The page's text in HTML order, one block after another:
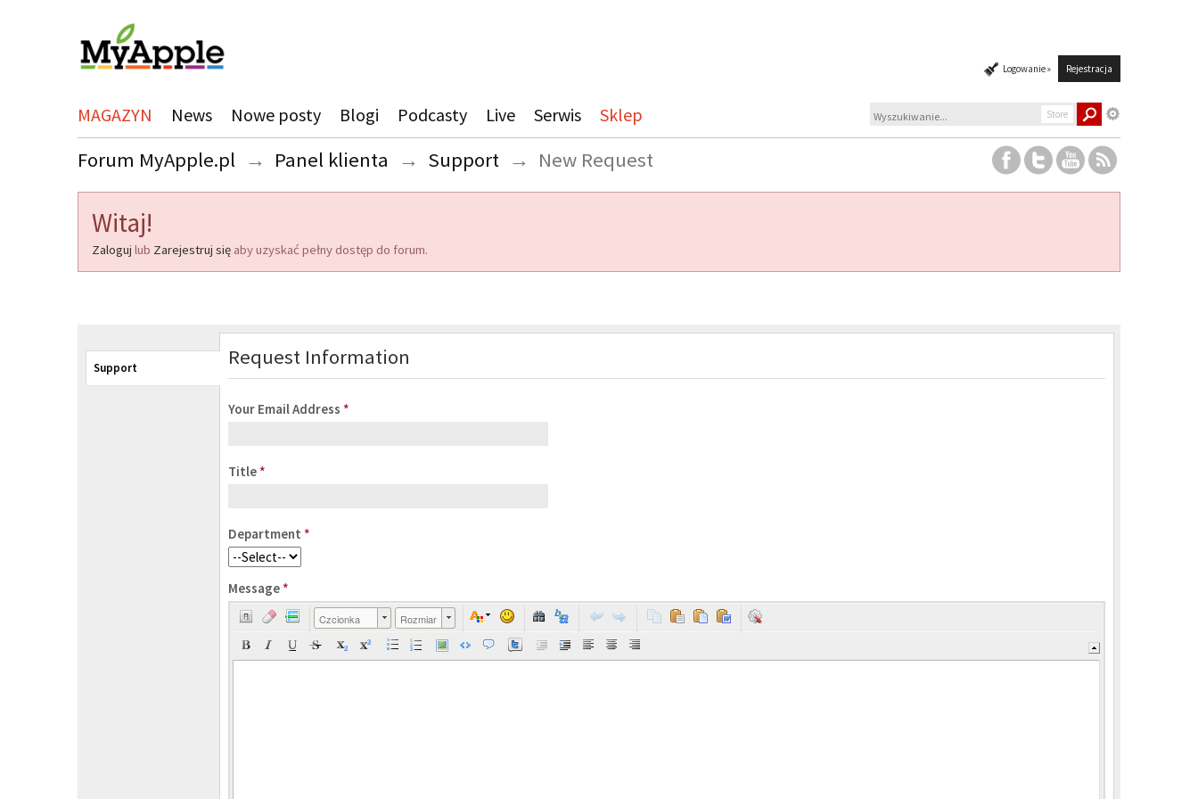
Logowanie » Rejestracja
MAGAZYN News Nowe posty Blogi Podcasty Live Serwis Sklep Store
Forum MyApple.pl → Panel klienta → Support → New Request
Witaj!
Zaloguj lub Zarejestruj się aby uzyskać pełny dostęp do forum.
Support Request Information
Your Email Address *
Title *
Department *
Message *
Czcionka Rozmiar